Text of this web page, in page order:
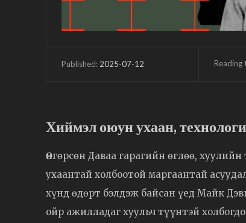
Published: 2025-07-12 Reading
Хиймэл оюун ухаан,
Өнгөрсөн Даваа гарагийн өглөө,
ухаантай холбоотой маргаантай
хүнд өдөрт бэлдэж байсан үед Майк
ойр ажилладаг хуульч түүнтэй